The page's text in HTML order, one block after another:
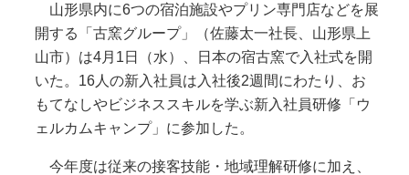
山形県内に6つの宿泊施設やプリン専門店などを展
開する「古窯グループ」（佐藤太一社長、山形県上
山市）は4月1日（水）、日本の宿古窯で入社式を開
いた。16人の新入社員は入社後2週間にわたり、お
もてなしやビジネススキルを学ぶ新入社員研修「ウ
ェルカムキャンプ」に参加した。
今年度は従来の接客技能・地域理解研修に加え、